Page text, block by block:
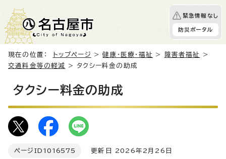
緊急情報なし
防災ポータル
現在の位置： トップページ >健康・医療・福祉 > 障害者福祉
>
交通料金等の軽減
> タクシー料金の助成
タクシー料金の助成
ページID 1016575 更新日 2026年2月26日